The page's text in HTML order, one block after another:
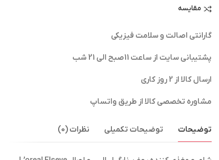
مقایسه
گارانتی اصالت و سلامت فیزیکی
پشتیبانی سایت از ساعت 11صبح الی 21 شب
ارسال کالا از 2 روز کاری
مشاوره تخصصی کالا از طریق واتساپ
توضیحات توضیحات تکمیلی نظرات (0)